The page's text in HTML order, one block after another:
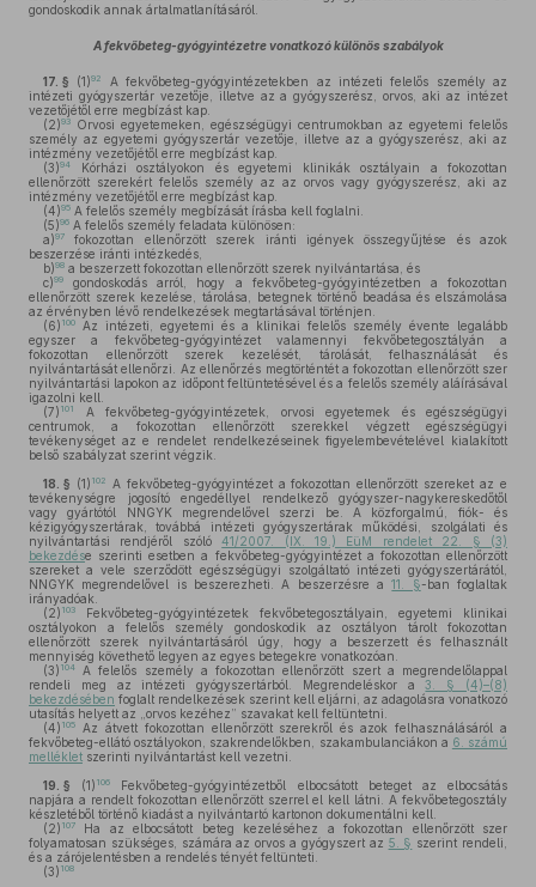
gondoskodik annak ártalmatlanításáról.
A fekvőbeteg-gyógyintézetre vonatkozó különös szabályok
17. § (1)92
A fekvőbeteg-gyógyintézetekben az intézeti felelős személy az
intézeti gyógyszertár vezetője, illetve az a gyógyszerész, orvos, aki az intézet
vezetőjétől erre megbízást kap.
(2)93
Orvosi egyetemeken, egészségügyi centrumokban az egyetemi felelős
személy az egyetemi gyógyszertár vezetője, illetve az a gyógyszerész, aki az
intézmény vezetőjétől erre megbízást kap.
(3)94
Kórházi osztályokon és egyetemi klinikák osztályain a fokozottan
ellenőrzött szerekért felelős személy az az orvos vagy gyógyszerész, aki az
intézmény vezetőjétől erre megbízást kap.
(4)95 A felelős személy megbízását írásba kell foglalni.
(5)96 A felelős személy feladata különösen:
a)97
fokozottan ellenőrzött szerek iránti igények összegyűjtése és azok
beszerzése iránti intézkedés,
b)98 a beszerzett fokozottan ellenőrzött szerek nyilvántartása, és
c)99
gondoskodás arról, hogy a fekvőbeteg-gyógyintézetben a fokozottan
ellenőrzött szerek kezelése, tárolása, betegnek történő beadása és elszámolása
az érvényben lévő rendelkezések megtartásával történjen.
(6) 100
Az intézeti, egyetemi és a klinikai felelős személy évente legalább
egyszer a fekvőbeteg-gyógyintézet valamennyi fekvőbetegosztályán a
fokozottan ellenőrzött szerek kezelését, tárolását, felhasználását és
nyilvántartását ellenőrzi. Az ellenőrzés megtörténtét a fokozottan ellenőrzött szer
nyilvántartási lapokon az időpont feltüntetésével és a felelős személy aláírásával
igazolni kell.
(7) 101
A fekvőbeteg-gyógyintézetek, orvosi egyetemek és egészségügyi
centrumok, a fokozottan ellenőrzött szerekkel végzett egészségügyi
tevékenységet az e rendelet rendelkezéseinek figyelembevételével kialakított
belső szabályzat szerint végzik.
18. § (1) 102
A fekvőbeteg-gyógyintézet a fokozottan ellenőrzött szereket az e
tevékenységre jogosító engedéllyel rendelkező gyógyszer-nagykereskedőtől
vagy gyártótól NNGYK megrendelővel szerzi be. A közforgalmú, fiók- és
kézigyógyszertárak, továbbá intézeti gyógyszertárak működési, szolgálati és
nyilvántartási rendjéről szóló41/2007. (IX. 19.) EüM rendelet 22. § (3)
bekezdése szerinti esetben a fekvőbeteg-gyógyintézet a fokozottan ellenőrzött
szereket a vele szerződött egészségügyi szolgáltató intézeti gyógyszertárától,
NNGYK megrendelővel is beszerezheti. A beszerzésre a11. §-ban foglaltak
irányadóak.
(2) 103
Fekvőbeteg-gyógyintézetek fekvőbetegosztályain, egyetemi klinikai
osztályokon a felelős személy gondoskodik az osztályon tárolt fokozottan
ellenőrzött szerek nyilvántartásáról úgy, hogy a beszerzett és felhasznált
mennyiség követhető legyen az egyes betegekre vonatkozóan.
(3) 104
A felelős személy a fokozottan ellenőrzött szert a megrendelőlappal
rendeli meg az intézeti gyógyszertárból. Megrendeléskor a3. § (4)–(8)
bekezdésében foglalt rendelkezések szerint kell eljárni, az adagolásra vonatkozó
utasítás helyett az „orvos kezéhez” szavakat kell feltüntetni.
(4) 105
Az átvett fokozottan ellenőrzött szerekről és azok felhasználásáról a
fekvőbeteg-ellátó osztályokon, szakrendelőkben, szakambulanciákon a 6. számú
melléklet szerinti nyilvántartást kell vezetni.
19. § (1) 106
Fekvőbeteg-gyógyintézetből elbocsátott beteget az elbocsátás
napjára a rendelt fokozottan ellenőrzött szerrel el kell látni. A fekvőbetegosztály
készletéből történő kiadást a nyilvántartó kartonon dokumentálni kell.
(2) 107
Ha az elbocsátott beteg kezeléséhez a fokozottan ellenőrzött szer
folyamatosan szükséges, számára az orvos a gyógyszert az 5. § szerint rendeli,
és a zárójelentésben a rendelés tényét feltünteti.
(3) 108